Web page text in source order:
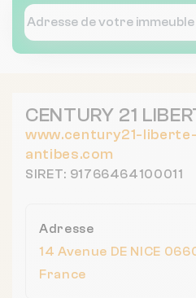
CENTURY 21
www.century21-liberte-
antibes.com
SIRET: 91766464100011
Adresse
14 Avenue DE NICE
France